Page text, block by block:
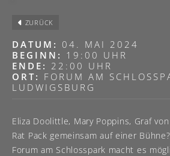
ZURÜCK
DATUM: 04. MAI 2024
BEGINN: 19:00 UHR
ENDE: 22:00 UHR
ORT: FORUM AM
LUDWIGSBURG
Eliza Doolittle, Mary Poppins, Graf
Rat Pack gemeinsam auf einer
Forum am Schlosspark macht es